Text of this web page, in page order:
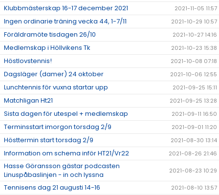
Klubbmästerskap 16-17 december 2021 2021-11-05 11:57
Ingen ordinarie träning vecka 44, 1-7/11 2021-10-29 10:57
Föräldramöte tisdagen 26/10 2021-10-27 14:16
Medlemskap i Höllvikens Tk 2021-10-23 15:38
Höstlovstennis! 2021-10-08 07:18
Dagsläger (damer) 24 oktober 2021-10-06 12:55
Lunchtennis för vuxna startar upp 2021-09-25 15:11
Matchligan Ht21 2021-09-25 13:28
Sista dagen för utespel + medlemskap 2021-09-11 16:50
Terminsstart imorgon torsdag 2/9 2021-09-01 11:20
Hösttermin start torsdag 2/9 2021-08-30 13:14
Information om schema inför HT21/Vr22 2021-08-26 21:46
Hasse Göransson gästar podcasten
Linuspåbaslinjen - in och lyssna
2021-08-23 10:29
Tennisens dag 21 augusti 14-16 2021-08-10 13:57